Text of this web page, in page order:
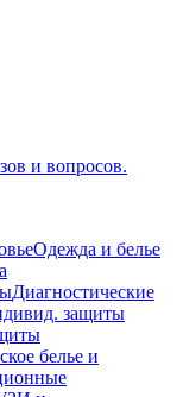
и вопросов.
Одежда и белье
Диагностические
защиты
белье и